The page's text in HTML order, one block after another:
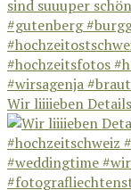
Wir liiiieben